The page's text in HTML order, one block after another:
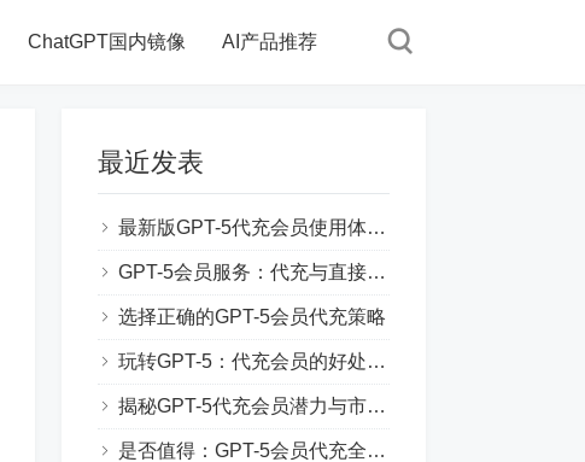
ChatGPT国内镜像 AI产品推荐
最近发表
最新版GPT-5代充会员使用体验分享
GPT-5会员服务：代充与直接购买对比
选择正确的GPT-5会员代充策略
玩转GPT-5：代充会员的好处和技巧
揭秘GPT-5代充会员潜力与市场趋势
是否值得：GPT-5会员代充全方位评测